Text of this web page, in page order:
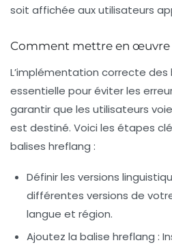
soit affichée aux utilisateurs
Comment mettre en œuvre
L’implémentation correcte
essentielle pour éviter les
garantir que les utilisateurs
est destiné. Voici les étapes
balises hreflang :
Définir les versions
différentes versions de
langue et région.
Ajoutez la balise hreflang :